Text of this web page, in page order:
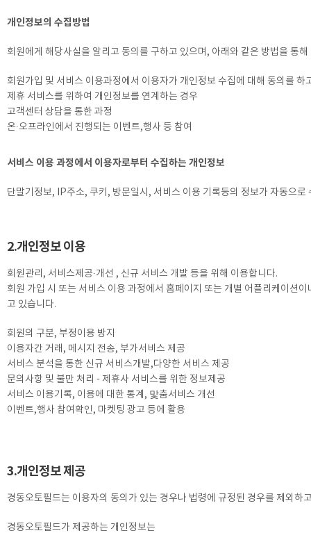
개인정보의 수집방법
회원에게 해당사실을 알리고 동의를 구하고 있으며, 아래와 같은 방법을 통
회원가입 및 서비스 이용과정에서 이용자가 개인정보 수집에 대해 동의를 하
제휴 서비스를 위하여 개인정보를 연계하는 경우
고객센터 상담을 통한 과정
온∙오프라인에서 진행되는 이벤트,행사 등 참여
서비스 이용 과정에서 이용자로부터 수집하는 개인정보
단말기정보, IP주소, 쿠키, 방문일시, 서비스 이용 기록등의 정보가 자동으로
2.개인정보 이용
회원관리, 서비스제공∙개선 , 신규 서비스 개발 등을 위해 이용합니다.
회원 가입 시 또는 서비스 이용 과정에서 홈페이지 또는 개별 어플리케이션
고 있습니다.
회원의 구분, 부정이용 방지
이용자간 거래, 메시지 전송, 부가서비스 제공
서비스 분석을 통한 신규 서비스개발,다양한 서비스 제공
문의사항 및 불만 처리 - 제휴사 서비스를 위한 정보제공
서비스 이용기록, 이용에 대한 통계, 맟춤서비스 개선
이벤트,행사 참여확인, 마켓팅 광고 등에 활용
3.개인정보 제공
경동오토필드는 이용자의 동의가 있는 경우나 법령에 규정된 경우를 제외
경동오토필드가 제공하는 개인정보는